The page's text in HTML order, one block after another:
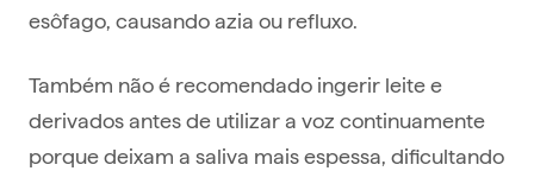
esôfago, causando azia ou refluxo.
Também não é recomendado ingerir leite e
derivados antes de utilizar a voz continuamente
porque deixam a saliva mais espessa, dificultando